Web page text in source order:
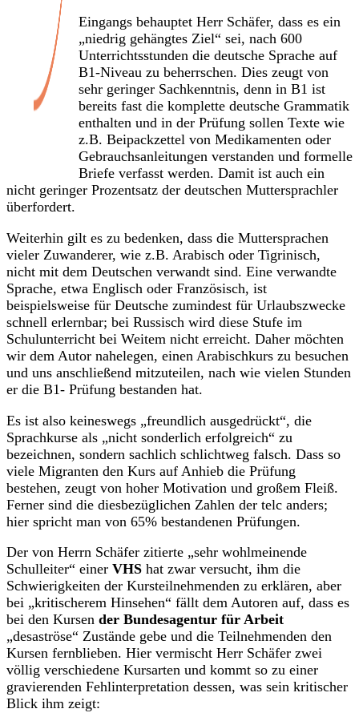
Eingangs behauptet Herr Schäfer, dass es ein
„niedrig gehängtes Ziel“ sei, nach 600
Unterrichtsstunden die deutsche Sprache auf
B1-Niveau zu beherrschen. Dies zeugt von
sehr geringer Sachkenntnis, denn in B1 ist
bereits fast die komplette deutsche Grammatik
enthalten und in der Prüfung sollen Texte wie
z.B. Beipackzettel von Medikamenten oder
Gebrauchsanleitungen verstanden und formelle
Briefe verfasst werden. Damit ist auch ein
nicht geringer Prozentsatz der deutschen Muttersprachler
überfordert.
Weiterhin gilt es zu bedenken, dass die Muttersprachen
vieler Zuwanderer, wie z.B. Arabisch oder Tigrinisch,
nicht mit dem Deutschen verwandt sind. Eine verwandte
Sprache, etwa Englisch oder Französisch, ist
beispielsweise für Deutsche zumindest für Urlaubszwecke
schnell erlernbar; bei Russisch wird diese Stufe im
Schulunterricht bei Weitem nicht erreicht. Daher möchten
wir dem Autor nahelegen, einen Arabischkurs zu besuchen
und uns anschließend mitzuteilen, nach wie vielen Stunden
er die B1- Prüfung bestanden hat.
Es ist also keineswegs „freundlich ausgedrückt“, die
Sprachkurse als „nicht sonderlich erfolgreich“ zu
bezeichnen, sondern sachlich schlichtweg falsch. Dass so
viele Migranten den Kurs auf Anhieb die Prüfung
bestehen, zeugt von hoher Motivation und großem Fleiß.
Ferner sind die diesbezüglichen Zahlen der telc anders;
hier spricht man von 65% bestandenen Prüfungen.
Der von Herrn Schäfer zitierte „sehr wohlmeinende
Schulleiter“ einer VHS hat zwar versucht, ihm die
Schwierigkeiten der Kursteilnehmenden zu erklären, aber
bei „kritischerem Hinsehen“ fällt dem Autoren auf, dass es
bei den Kursen der Bundesagentur für Arbeit
„desaströse“ Zustände gebe und die Teilnehmenden den
Kursen fernblieben. Hier vermischt Herr Schäfer zwei
völlig verschiedene Kursarten und kommt so zu einer
gravierenden Fehlinterpretation dessen, was sein kritischer
Blick ihm zeigt: